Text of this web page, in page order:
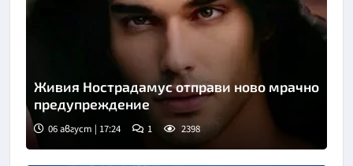
Живия Нострадамус отправи ново мрачно
предупреждение
06 август | 17:24 1 2398